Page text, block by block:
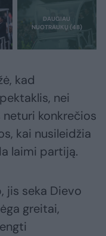
kad
nei
konkrečios
kai nusileidžia
laimi partiją.
jis seka Dievo
greitai,